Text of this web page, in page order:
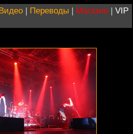
| Переводы | Магазин | VIP